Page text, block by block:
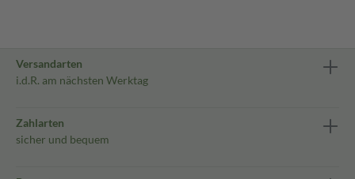
Versandarten
i.d.R. am nächsten Werktag
Zahlarten
sicher und bequem